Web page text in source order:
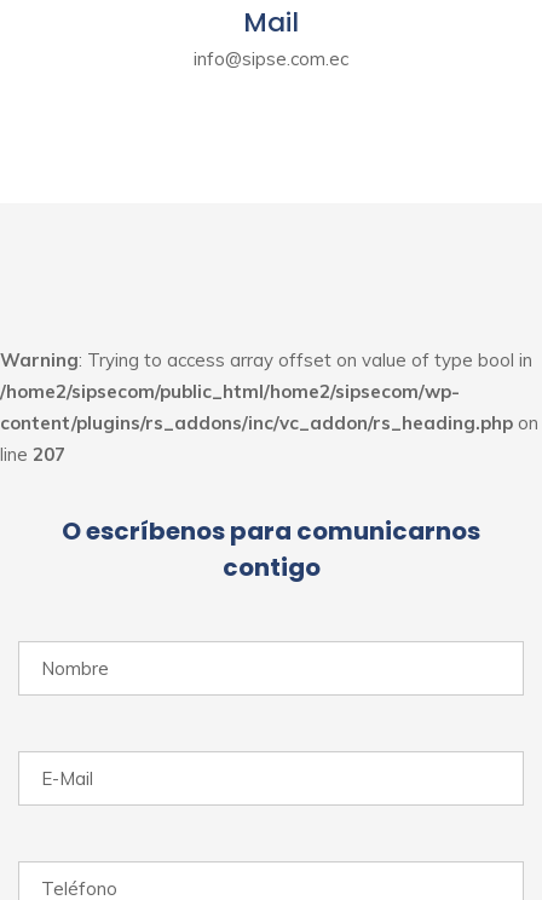
Mail
info@sipse.com.ec
Warning: Trying to access array offset on value of type bool in
/home2/sipsecom/public_html/home2/sipsecom/wp-
content/plugins/rs_addons/inc/vc_addon/rs_heading.php on
line 207
O escríbenos para comunicarnos
contigo